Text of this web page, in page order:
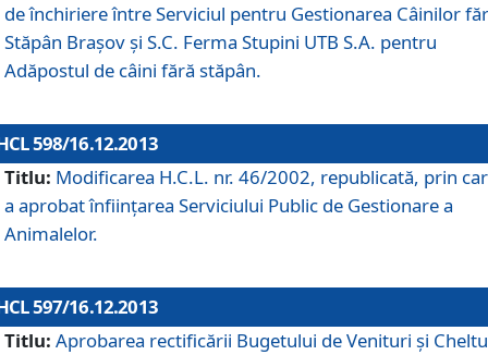
de închiriere între Serviciul pentru Gestionarea Câinilor
Stăpân Braşov şi S.C. Ferma Stupini UTB S.A. pentru
Adăpostul de câini fără stăpân.
598/16.12.2013
Titlu: Modificarea H.C.L. nr. 46/2002, republicată, prin
a aprobat înfiinţarea Serviciului Public de Gestionare a
Animalelor.
597/16.12.2013
Titlu: Aprobarea rectificării Bugetului de Venituri şi